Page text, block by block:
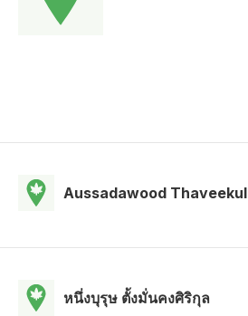
Aussadawood Thaveekul
หนึ่งบุรุษ ตั้งมั่นคงศิริกุล